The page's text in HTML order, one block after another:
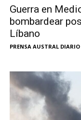
Guerra en
bombardear
Líbano
PRENSA AUSTRAL DIARIO